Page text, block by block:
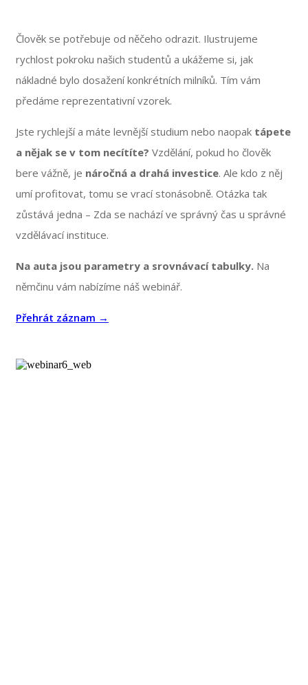
Člověk se potřebuje od něčeho odrazit. Ilustrujeme
rychlost pokroku našich studentů a ukážeme si, jak
nákladné bylo dosažení konkrétních milníků. Tím vám
předáme reprezentativní vzorek.
Jste rychlejší a máte levnější studium nebo naopak tápete
a nějak se v tom necítíte? Vzdělání, pokud ho člověk
bere vážně, je náročná a drahá investice. Ale kdo z něj
umí profitovat, tomu se vrací stonásobně. Otázka tak
zůstává jedna – Zda se nachází ve správný čas u správné
vzdělávací instituce.
Na auta jsou parametry a srovnávací tabulky. Na
němčinu vám nabízíme náš webinář.
Přehrát záznam →